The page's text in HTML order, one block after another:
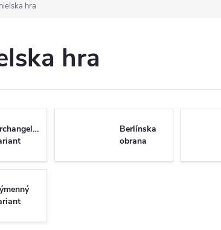
hra
hra
Berlínska
obrana